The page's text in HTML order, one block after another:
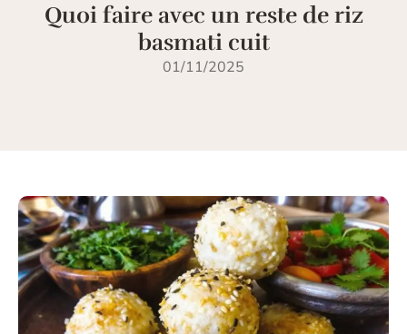
Quoi faire avec un reste de riz
basmati cuit
01/11/2025